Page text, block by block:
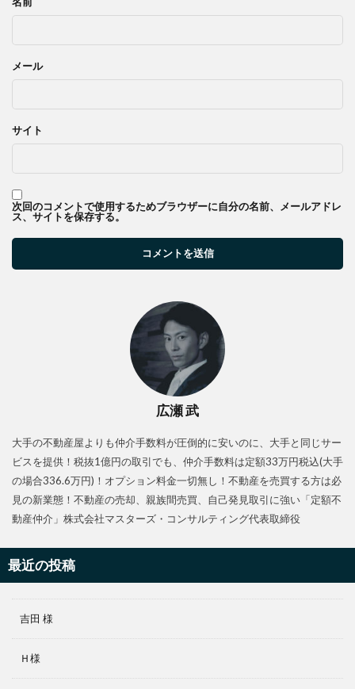
メール
サイト
次回のコメントで使用するためブラウザーに自分の名前、メールアドレ
ス、サイトを保存する。
広瀬 武
大手の不動産屋よりも仲介手数料が圧倒的に安いのに、大手と同じサー
ビスを提供！税抜1億円の取引でも、仲介手数料は定額33万円税込(大手
の場合336.6万円)！オプション料金一切無し！不動産を売買する方は必
見の新業態！不動産の売却、親族間売買、自己発見取引に強い「定額不
動産仲介」株式会社マスターズ・コンサルティング代表取締役
最近の投稿
吉田 様
Ｈ様